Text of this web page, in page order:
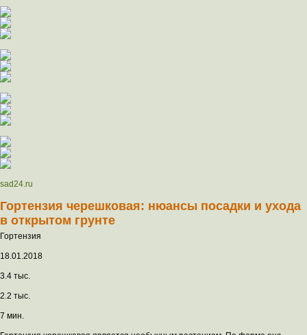
sad24.ru
Гортензия черешковая: нюансы посадки и ухода
в открытом грунте
Гортензия
18.01.2018
3.4 тыс.
2.2 тыс.
7 мин.